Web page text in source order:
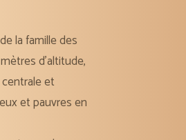
la famille des
d’altitude,
et
etpauvresen